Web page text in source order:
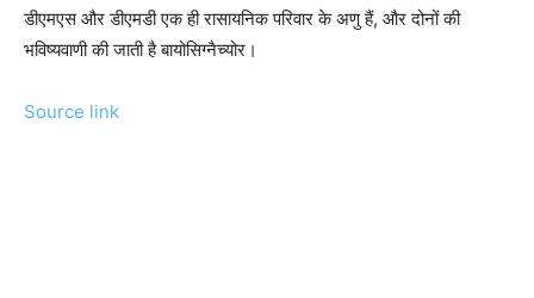
डीएमएस और डीएमडी एक ही रासायनिक परिवार के अणु हैं, और दोनों की
भविष्यवाणी की जाती है बायोसिग्नैच्योर।
Source link